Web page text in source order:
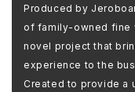
Produced by
of family-owned fine
novel project that
experience to the
Created to provide a